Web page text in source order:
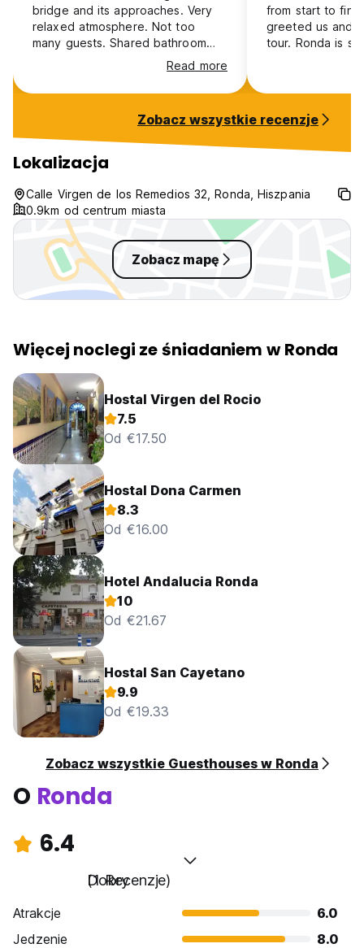
bridge and its approaches. Very
relaxed atmosphere. Not too
many guests. Shared bathroom
with expected need for waiting
and sharing, but OK if you plan
ahead. The hostess, Christina, was
Read more
from start to
greeted us and
tour. Ronda is
time on the
so many
proximity that I
again.
Zobacz wszystkie recenzje
Lokalizacja
Calle Virgen de los Remedios 32, Ronda, Hiszpania
0.9km od centrum miasta
Zobacz mapę
Więcej noclegi ze śniadaniem w Ronda
Hostal Virgen del Rocio
7.5
Od €17.50
Hostal Dona Carmen
8.3
Od €16.00
Hotel Andalucia Ronda
10
Od €21.67
Hostal San Cayetano
9.9
Od €19.33
Zobacz wszystkie Guesthouses w Ronda
O Ronda
6.4
Dobry
(1 Recenzje)
Atrakcje
6.0
Jedzenie
8.0